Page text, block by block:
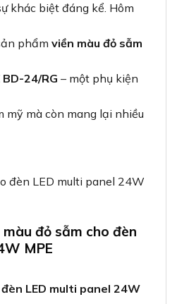
khác biệt đáng kể. Hôm
phẩm viền màu đỏ sẫm
24/RG – một phụ kiện
mỹ mà còn mang lại nhiều
đỏ sẫm cho đèn
MPE
LED multi panel 24W